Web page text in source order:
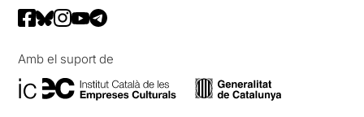
Amb el suport de